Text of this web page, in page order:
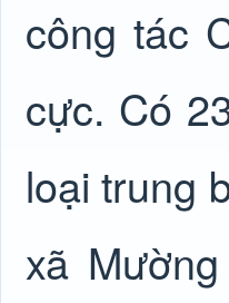
công tác
cực. Có
loại trung
xã